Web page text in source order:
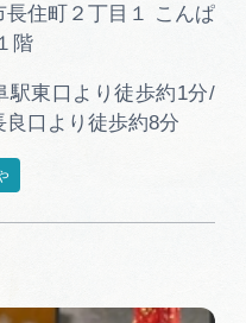
長住町２丁目１ こんぱ
階
駅東口より徒歩約1分/
良口より徒歩約8分